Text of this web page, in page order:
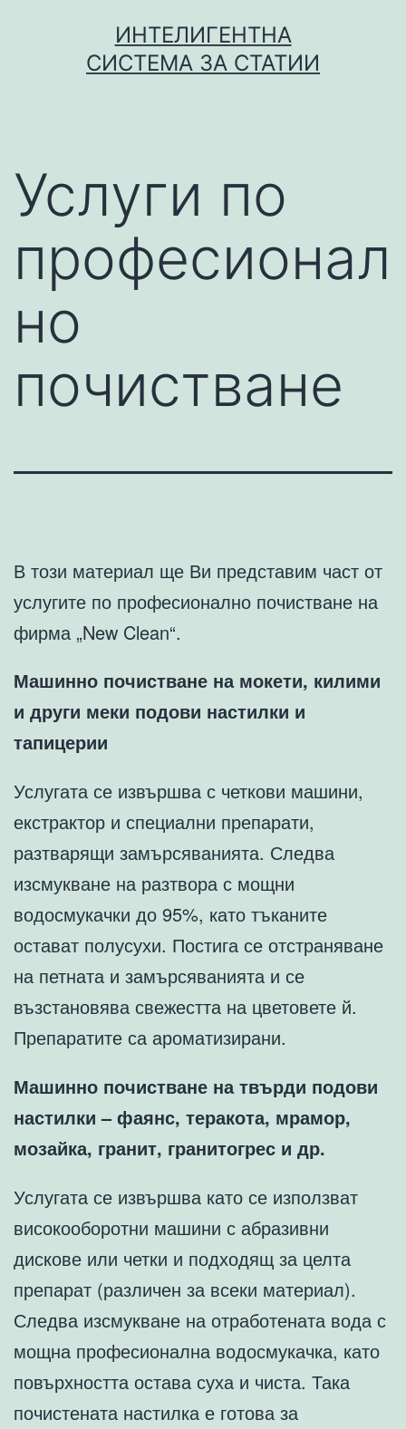
ИНТЕЛИГЕНТНА
СИСТЕМА ЗА СТАТИИ
Услуги по
професионал
но
почистване
В този материал ще Ви представим част от
услугите по професионално почистване на
фирма „New Clean“.
Машинно почистване на мокети, килими
и други меки подови настилки и
тапицерии
Услугата се извършва с четкови машини,
екстрактор и специални препарати,
разтварящи замърсяванията. Следва
изсмукване на разтвора с мощни
водосмукачки до 95%, като тъканите
остават полусухи. Постига се отстраняване
на петната и замърсяванията и се
възстановява свежестта на цветовете й.
Препаратите са ароматизирани.
Машинно почистване на твърди подови
настилки – фаянс, теракота, мрамор,
мозайка, гранит, гранитогрес и др.
Услугата се извършва като се използват
високооборотни машини с абразивни
дискове или четки и подходящ за целта
препарат (различен за всеки материал).
Следва изсмукване на отработената вода с
мощна професионална водосмукачка, като
повърхността остава суха и чиста. Така
почистената настилка е готова за